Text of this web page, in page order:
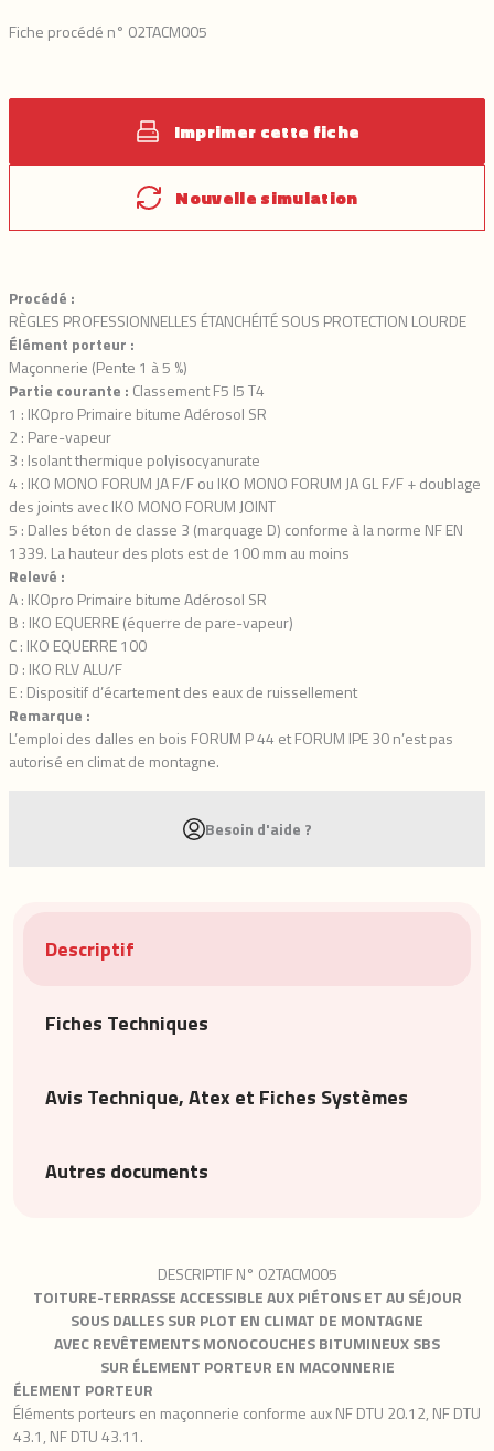
Fiche procédé n° 02TACM005
Imprimer cette fiche
Nouvelle simulation
Procédé :
RÈGLES PROFESSIONNELLES ÉTANCHÉITÉ SOUS PROTECTION LOURDE
Élément porteur :
Maçonnerie (Pente 1 à 5 %)
Partie courante : Classement F5 I5 T4
1 : IKOpro Primaire bitume Adérosol SR
2 : Pare-vapeur
3 : Isolant thermique polyisocyanurate
4 : IKO MONO FORUM JA F/F ou IKO MONO FORUM JA GL F/F + doublage
des joints avec IKO MONO FORUM JOINT
5 : Dalles béton de classe 3 (marquage D) conforme à la norme NF EN
1339. La hauteur des plots est de 100 mm au moins
Relevé :
A : IKOpro Primaire bitume Adérosol SR
B : IKO EQUERRE (équerre de pare-vapeur)
C : IKO EQUERRE 100
D : IKO RLV ALU/F
E : Dispositif d’écartement des eaux de ruissellement
Remarque :
L’emploi des dalles en bois FORUM P 44 et FORUM IPE 30 n’est pas
autorisé en climat de montagne.
Besoin d'aide ?
Descriptif
Fiches Techniques
Avis Technique, Atex et Fiches Systèmes
Autres documents
DESCRIPTIF N° 02TACM005
TOITURE-TERRASSE ACCESSIBLE AUX PIÉTONS ET AU SÉJOUR
SOUS DALLES SUR PLOT EN CLIMAT DE MONTAGNE
AVEC REVÊTEMENTS MONOCOUCHES BITUMINEUX SBS
SUR ÉLEMENT PORTEUR EN MACONNERIE
ÉLEMENT PORTEUR
Éléments porteurs en maçonnerie conforme aux NF DTU 20.12, NF DTU
43.1, NF DTU 43.11.